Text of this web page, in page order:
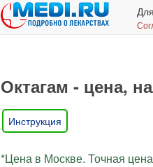
Октагам - цена,
Инструкция
*Цена в Москве. Точная